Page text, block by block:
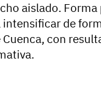
aislado. Forma
intensificar de
con